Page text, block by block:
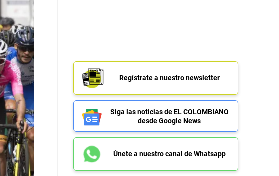
Regístrate a nuestro newsletter
Siga las noticias de EL COLOMBIANO
desde Google News
Únete a nuestro canal de Whatsapp